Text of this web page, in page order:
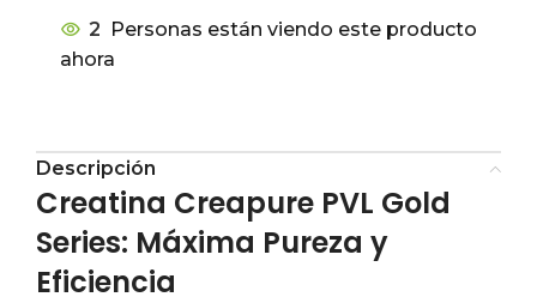
2 Personas están viendo este producto
ahora
Descripción
Creatina Creapure PVL Gold
Series: Máxima Pureza y
Eficiencia